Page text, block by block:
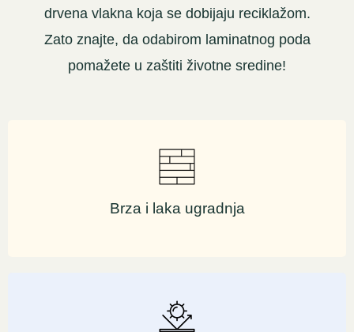
drvena vlakna koja se dobijaju reciklažom.
Zato znajte, da odabirom laminatnog poda
pomažete u zaštiti životne sredine!
Brza i laka ugradnja